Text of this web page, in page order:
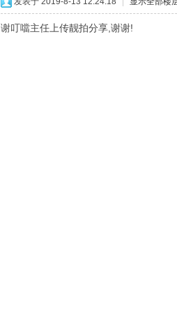
谢叮噹主任上传靓拍分享,谢谢!